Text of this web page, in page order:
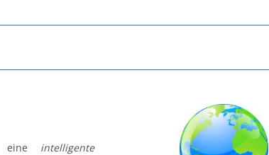
eine intelligente